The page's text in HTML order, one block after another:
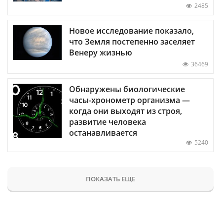
2485
Новое исследование показало,
что Земля постепенно заселяет
Венеру жизнью
36469
Обнаружены биологические
часы-хронометр организма —
когда они выходят из строя,
развитие человека
останавливается
5240
ПОКАЗАТЬ ЕЩЕ